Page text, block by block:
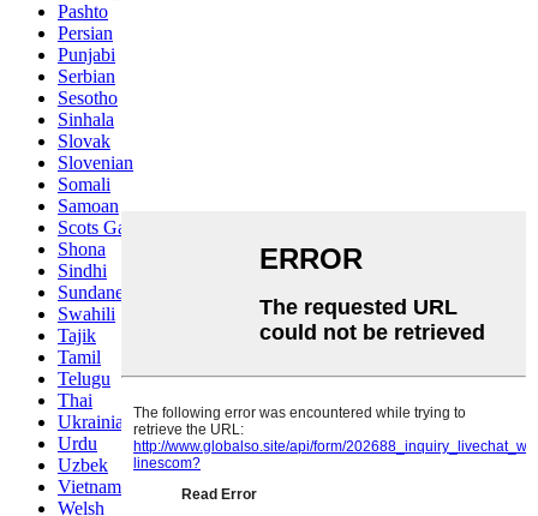
Pashto
Persian
Punjabi
Serbian
Sesotho
Sinhala
Slovak
Slovenian
Somali
Samoan
Scots Gaelic
Shona
Sindhi
Sundanese
Swahili
Tajik
Tamil
Telugu
Thai
Ukrainian
Urdu
Uzbek
Vietnamese
Welsh